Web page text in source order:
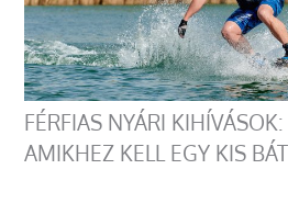
FÉRFIAS NYÁRI
AMIKHEZ KELL EGY KIS